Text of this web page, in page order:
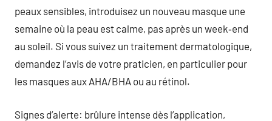
peaux sensibles, introduisez un nouveau masque une
semaine où la peau est calme, pas après un week‑end
au soleil. Si vous suivez un traitement dermatologique,
demandez l’avis de votre praticien, en particulier pour
les masques aux AHA/BHA ou au rétinol.
Signes d’alerte: brûlure intense dès l’application,